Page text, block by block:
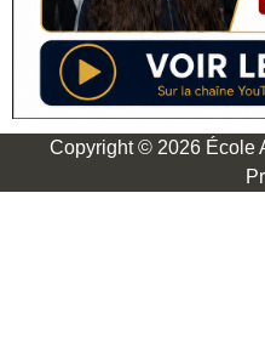
Copyright © 2026 École